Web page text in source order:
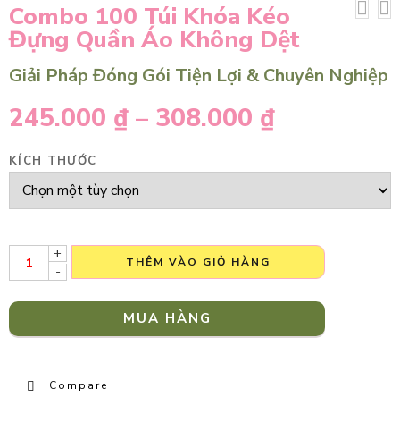
Combo 100 Túi Khóa Kéo
Đựng Quần Áo Không Dệt
Giải Pháp Đóng Gói Tiện Lợi & Chuyên Nghiệp
245.000 ₫ – 308.000 ₫
KÍCH THƯỚC
+
-
THÊM VÀO GIỎ HÀNG
MUA HÀNG
Compare